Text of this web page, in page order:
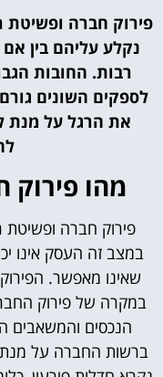
פירוק חברה
נקלע עליהם בין
רבות. החובות
לספקים השונים
את הרגל על מנת
מהו פירוק
פירוק חברה
במצב זה העסק אינו
שאינו מאפשר.
במקרה של פירוק
הנכסים והמשאבים
ברשות החברה על מנת